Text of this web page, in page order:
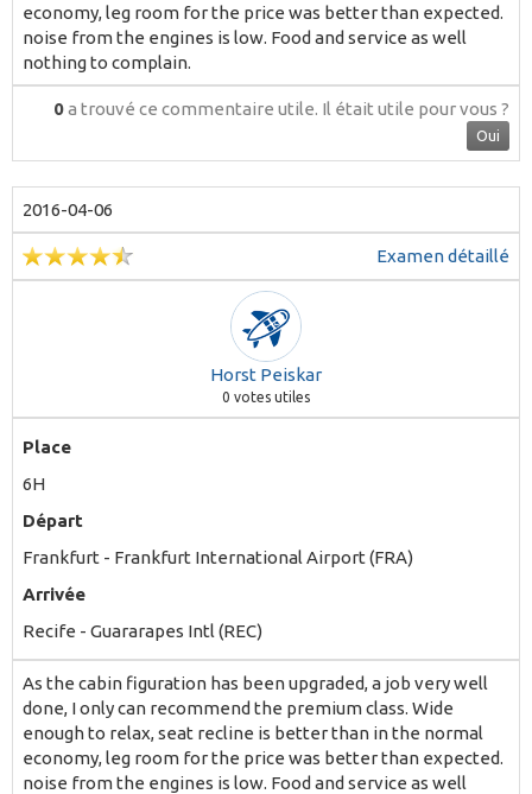
economy, leg room for the price was better than expected.
noise from the engines is low. Food and service as well
nothing to complain.
0a trouvé ce commentaire utile. Il était utile pour vous ?
Oui
2016-04-06
Examen détaillé
Horst Peiskar
0 votes utiles
Place
6H
Départ
Frankfurt - Frankfurt International Airport (FRA)
Arrivée
Recife - Guararapes Intl (REC)
As the cabin figuration has been upgraded, a job very well
done, I only can recommend the premium class. Wide
enough to relax, seat recline is better than in the normal
economy, leg room for the price was better than expected.
noise from the engines is low. Food and service as well